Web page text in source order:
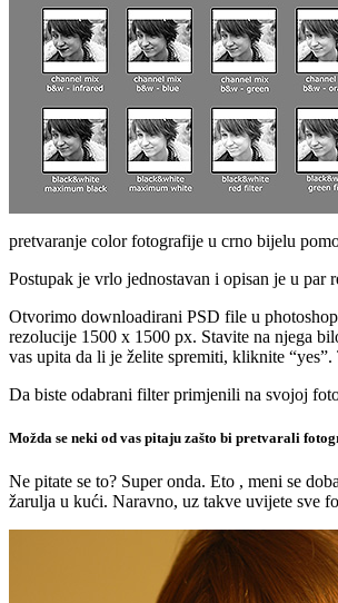
pretvaranje color fotografije u crno bijelu
Postupak je vrlo jednostavan i opisan je u par
Otvorimo downloadirani PSD file u
rezolucije 1500 x 1500 px. Stavite na njega
vas upita da li je želite spremiti, kliknite
Da biste odabrani filter primjenili na svojoj
Možda se neki od vas pitaju zašto bi pretvarali
Ne pitate se to? Super onda. Eto , meni se
žarulja u kući. Naravno, uz takve uvijete sve